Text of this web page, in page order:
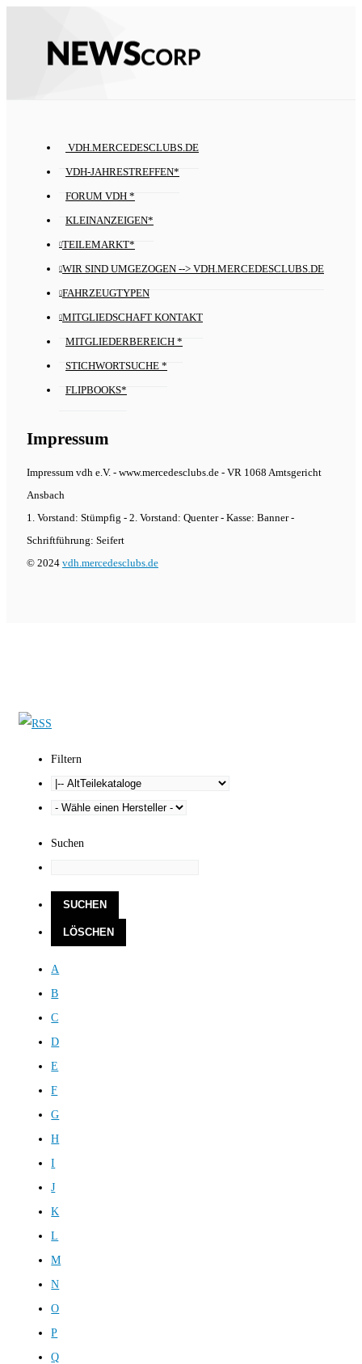
VDH.MERCEDESCLUBS.DE
VDH-JAHRESTREFFEN*
FORUM VDH *
KLEINANZEIGEN*
TEILEMARKT*
WIR SIND UMGEZOGEN --> VDH.MERCEDESCLUBS.DE
FAHRZEUGTYPEN
MITGLIEDSCHAFT KONTAKT
MITGLIEDERBEREICH *
STICHWORTSUCHE *
FLIPBOOKS*
Impressum
Impressum vdh e.V. - www.mercedesclubs.de - VR 1068 Amtsgericht
Ansbach
1. Vorstand: Stümpfig - 2. Vorstand: Quenter - Kasse: Banner -
Schriftführung: Seifert
© 2024 vdh.mercedesclubs.de
Filtern
Suchen
A
B
C
D
E
F
G
H
I
J
K
L
M
N
O
P
Q